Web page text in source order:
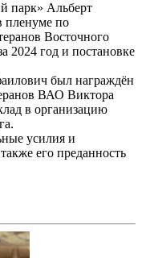
парк» Альберт
пленуме по
Восточного
2024 год и постановке
был награждён
ВАО Виктора
в организацию
усилия и
его преданность